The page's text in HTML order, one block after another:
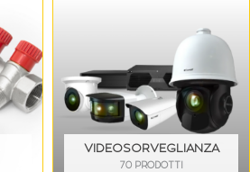
VIDEOSORVEGLIANZA
70 PRODOTTI